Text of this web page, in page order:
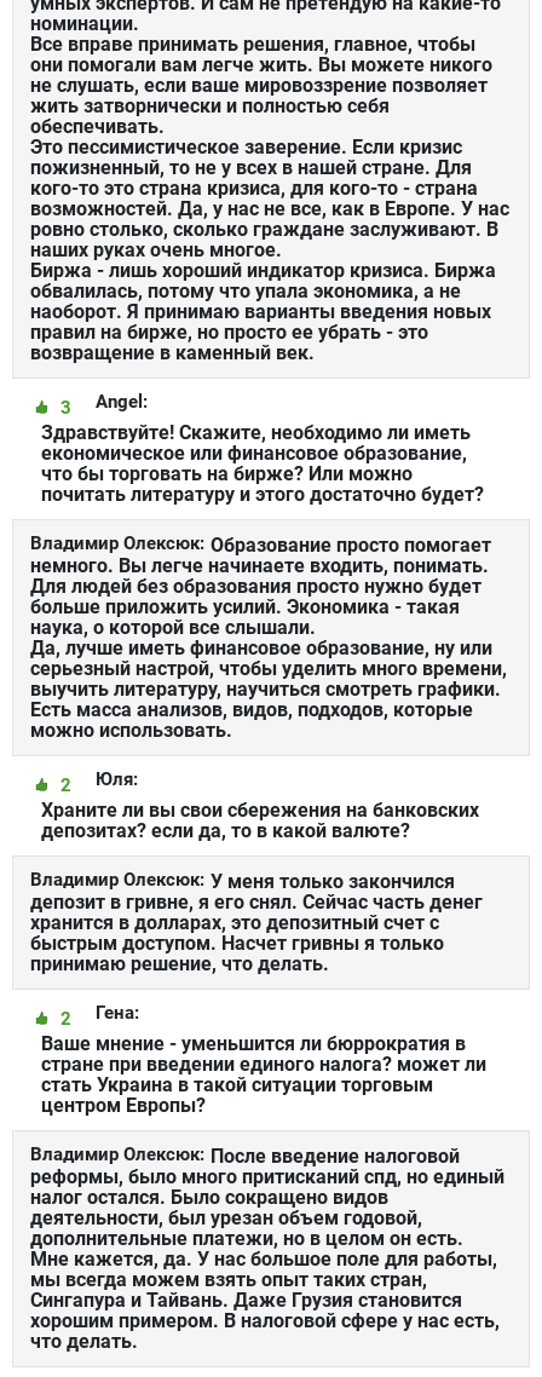
номинации.
Все вправе принимать решения, главное, чтобы
они помогали вам легче жить. Вы можете никого
не слушать, если ваше мировоззрение позволяет
жить затворнически и полностью себя
обеспечивать.
Это пессимистическое заверение. Если кризис
пожизненный, то не у всех в нашей стране. Для
кого-то это страна кризиса, для кого-то - страна
возможностей. Да, у нас не все, как в Европе. У нас
ровно столько, сколько граждане заслуживают. В
наших руках очень многое.
Биржа - лишь хороший индикатор кризиса. Биржа
обвалилась, потому что упала экономика, а не
наоборот. Я принимаю варианты введения новых
правил на бирже, но просто ее убрать - это
возвращение в каменный век.
Angel:
3
Здравствуйте! Скажите, необходимо ли иметь
економическое или финансовое образование,
что бы торговать на бирже? Или можно
почитать литературу и этого достаточно будет?
Владимир Олексюк: Образование просто помогает
немного. Вы легче начинаете входить, понимать.
Для людей без образования просто нужно будет
больше приложить усилий. Экономика - такая
наука, о которой все слышали.
Да, лучше иметь финансовое образование, ну или
серьезный настрой, чтобы уделить много времени,
выучить литературу, научиться смотреть графики.
Есть масса анализов, видов, подходов, которые
можно использовать.
Юля:
2
Храните ли вы свои сбережения на банковских
депозитах? если да, то в какой валюте?
Владимир Олексюк: У меня только закончился
депозит в гривне, я его снял. Сейчас часть денег
хранится в долларах, это депозитный счет с
быстрым доступом. Насчет гривны я только
принимаю решение, что делать.
Гена:
2
Ваше мнение - уменьшится ли бюррократия в
стране при введении единого налога? может ли
стать Украина в такой ситуации торговым
центром Европы?
Владимир Олексюк: После введение налоговой
реформы, было много притисканий спд, но единый
налог остался. Было сокращено видов
деятельности, был урезан объем годовой,
дополнительные платежи, но в целом он есть.
Мне кажется, да. У нас большое поле для работы,
мы всегда можем взять опыт таких стран,
Сингапура и Тайвань. Даже Грузия становится
хорошим примером. В налоговой сфере у нас есть,
что делать.